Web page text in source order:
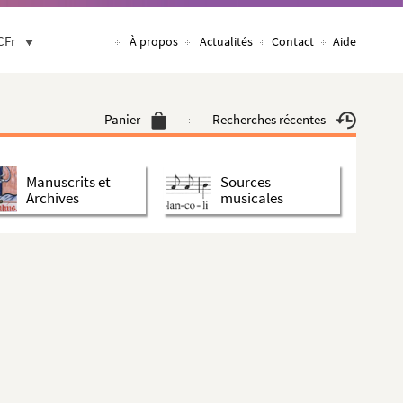
À propos Actualités Contact Aide
Panier Recherches récentes
Manuscrits et
Archives
Sources
musicales